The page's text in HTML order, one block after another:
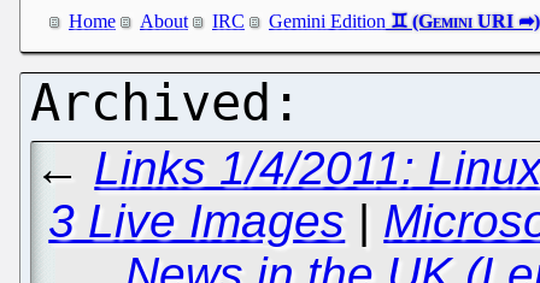
Home About IRC Gemini Edition
← Links 1/4/2011:
3 Live Images |